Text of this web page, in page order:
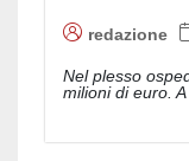
redazione
Nel plesso
milioni di euro.